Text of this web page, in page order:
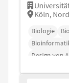
Köln,
Biologie
Design von